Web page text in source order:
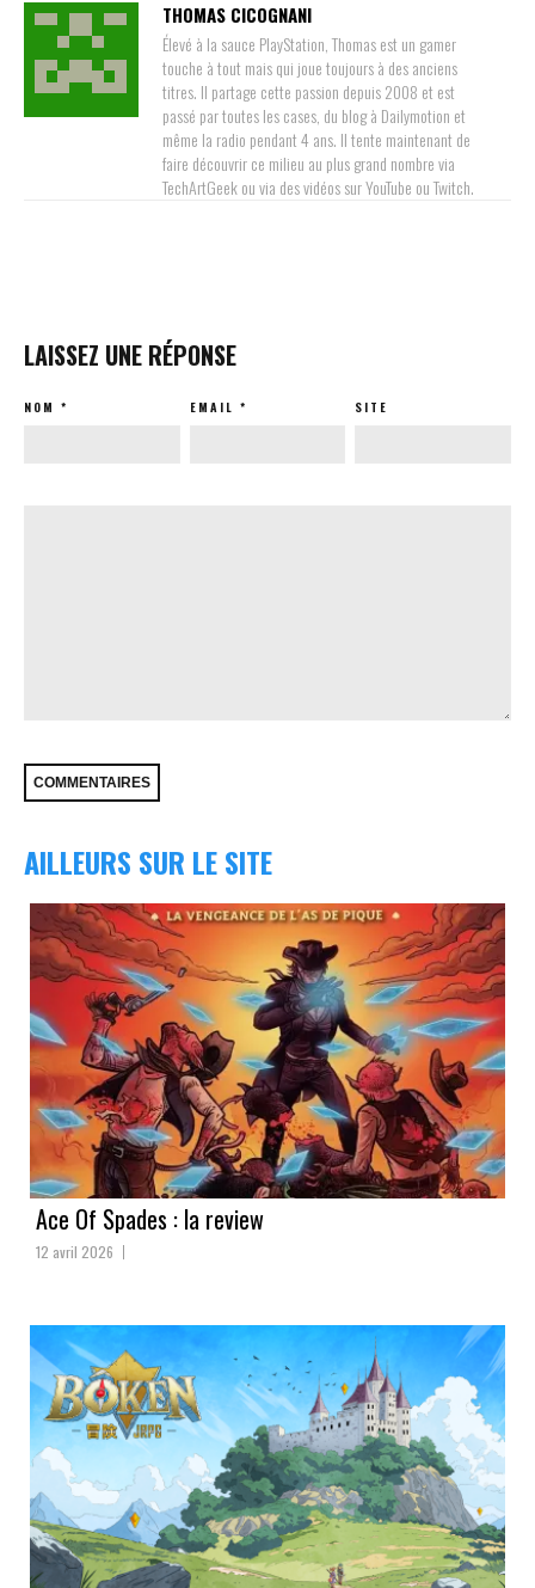
THOMAS CICOGNANI
Élevé à la sauce PlayStation, Thomas est un gamer
touche à tout mais qui joue toujours à des anciens
titres. Il partage cette passion depuis 2008 et est
passé par toutes les cases, du blog à Dailymotion et
même la radio pendant 4 ans. Il tente maintenant de
faire découvrir ce milieu au plus grand nombre via
TechArtGeek ou via des vidéos sur YouTube ou Twitch.
LAISSEZ UNE RÉPONSE
NOM * EMAIL * SITE
AILLEURS SUR LE SITE
Ace Of Spades : la review
12 avril 2026